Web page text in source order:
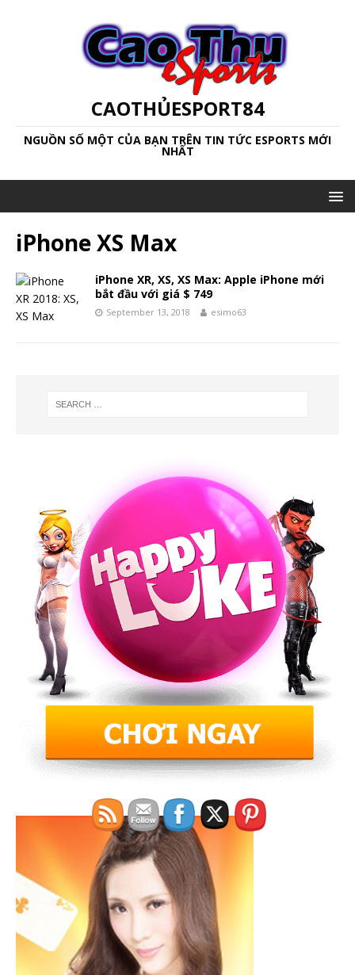
CAOTHỦESPORT84
NGUỒN SỐ MỘT CỦA BẠN TRÊN TIN TỨC ESPORTS MỚI
NHẤT
iPhone XS Max
iPhone XR, XS, XS Max: Apple iPhone mới
bắt đầu với giá $ 749
September 13, 2018 esimo63